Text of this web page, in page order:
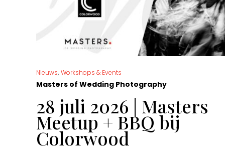
Nieuws, Workshops & Events
Masters of Wedding Photography
28 juli 2026 | Masters
Meetup + BBQ bij
Colorwood